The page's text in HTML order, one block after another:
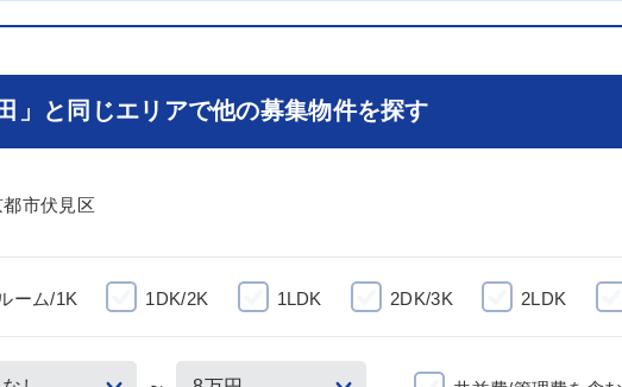
」と同じエリアで他の募集物件を探す
都市伏見区
ーム/1K 1DK/2K 1LDK 2DK/3K 2LDK